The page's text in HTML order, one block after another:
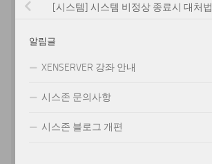
[시스템] 시스템 비정상 종료시 대처법
알림글
XENSERVER 강좌 안내
시스존 문의사항
시스존 블로그 개편